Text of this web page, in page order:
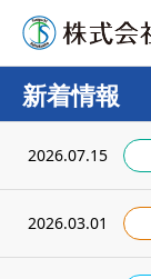
新着情報
2026.07.15
2026.03.01